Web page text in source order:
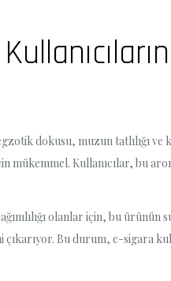
dokusu, muzun tatlılığı ve
Kullanıcılar, bu
olanlar için, bu ürünün
Bu durum, e-sigara